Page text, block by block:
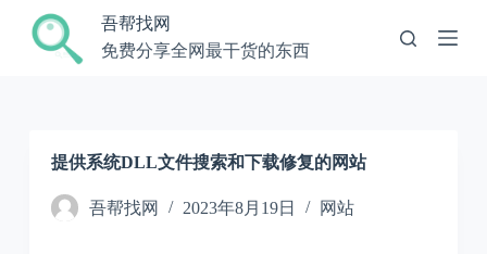
跳
过
吾帮找网
免费分享全网最干货的东西
提供系统DLL文件搜索和下载修复的网站
吾帮找网 2023年8月19日 网站